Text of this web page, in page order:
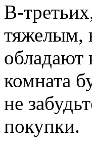
В-
тяжелым,
обладают
комната
не
покупки.